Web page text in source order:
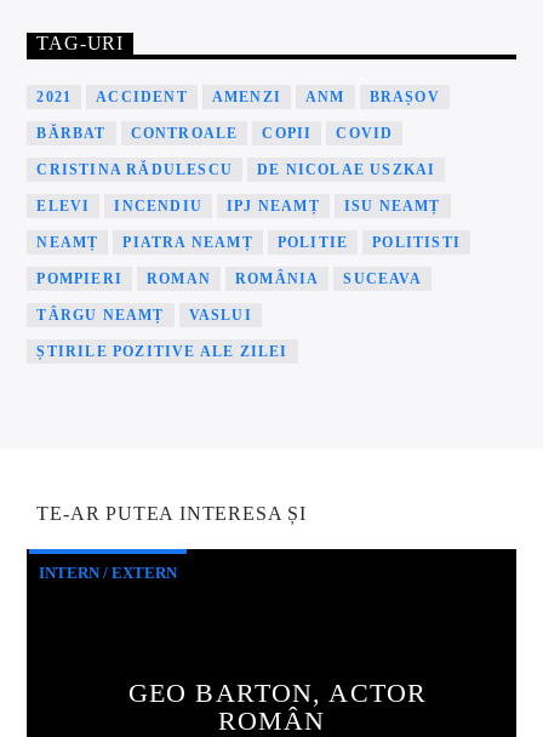
TAG-URI
2021 ACCIDENT AMENZI ANM BRAȘOV
BĂRBAT CONTROALE COPII COVID
CRISTINA RĂDULESCU DE NICOLAE USZKAI
ELEVI INCENDIU IPJ NEAMȚ ISU NEAMȚ
NEAMȚ PIATRA NEAMȚ POLITIE POLITISTI
POMPIERI ROMAN ROMÂNIA SUCEAVA
TÂRGU NEAMȚ VASLUI
ȘTIRILE POZITIVE ALE ZILEI
TE-AR PUTEA INTERESA ȘI
INTERN / EXTERN
GEO BARTON, ACTOR
ROMÂN